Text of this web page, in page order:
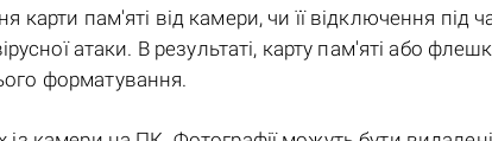
пам'яті від камери, чи її відключення під
атаки. В результаті, карту пам'яті або
форматування.